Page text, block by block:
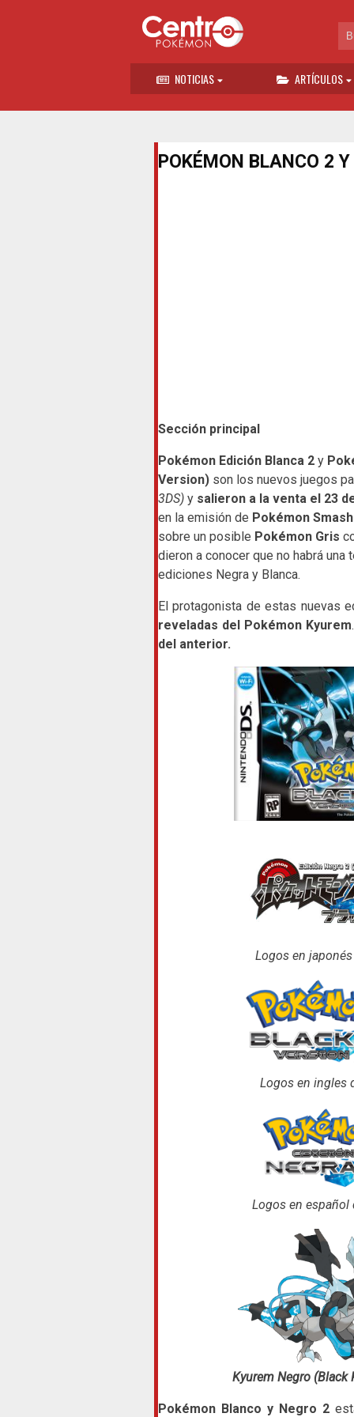
NOTICIAS ARTÍCULOS
POKÉMON BLANCO 2 Y
Sección principal
Pokémon Edición Blanca 2 y
Version)son los nuevos juegos
3DS) y salieron a la venta el 23
en la emisión de Pokémon
sobre un posible Pokémon Gris
dieron a conocer que no habrá
ediciones Negra y Blanca.
El protagonista de estas nuevas
reveladas del Pokémon Kyurem
del anterior.
Logos en
Logos en ingles
Logos en español
Kyurem Negro (Black
Pokémon Blanco y Negro 2